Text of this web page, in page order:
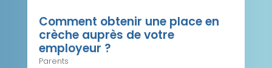
Comment obtenir une place en
crèche auprès de votre
employeur ?
Parents